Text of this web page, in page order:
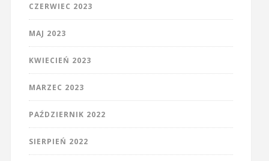
CZERWIEC 2023
MAJ 2023
KWIECIEŃ 2023
MARZEC 2023
PAŹDZIERNIK 2022
SIERPIEŃ 2022